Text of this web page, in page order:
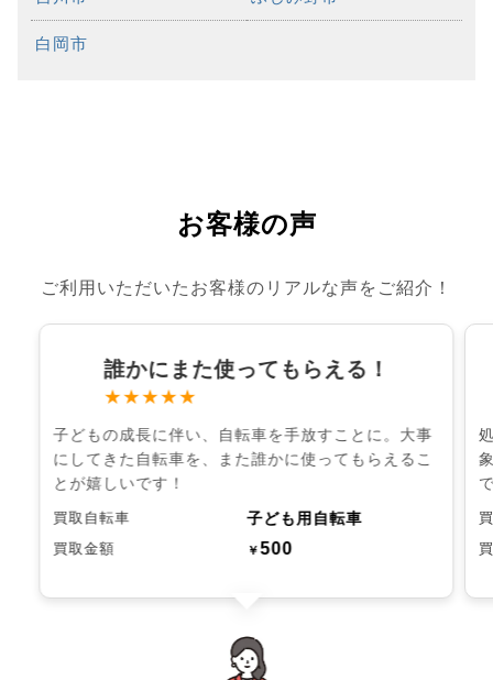
白岡市
お客様の声
ご利用いただいたお客様のリアルな声をご紹介！
誰かにまた使ってもらえる！
★★★★★
子どもの成長に伴い、自転車を手放すことに。大事
にしてきた自転車を、また誰かに使ってもらえるこ
とが嬉しいです！
買取自転車 子ども用自転車
買取金額 ￥500
chevron_left chevron_right